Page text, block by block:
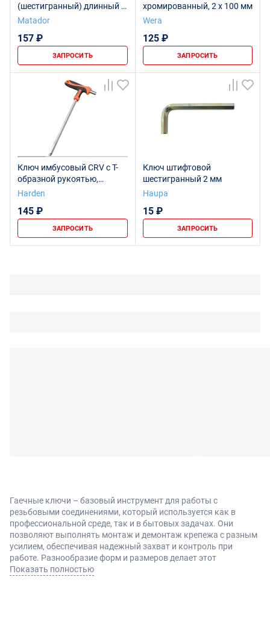
(шестигранный) длинный с
шаровой головкой 2 мм
Matador
157 ₽
ЗАПРОСИТЬ
хромированный, 2 x 100 мм
Wera
125 ₽
ЗАПРОСИТЬ
Ключ имбусовый CRV c Т-
образной рукоятью,
шарообразная головка,
Harden
145 ₽
ЗАПРОСИТЬ
Ключ штифтовой
шестигранный 2 мм
Haupa
15 ₽
ЗАПРОСИТЬ
Гаечные ключи – базовый инструмент для работы с
резьбовыми соединениями, который используется как в
профессиональной среде, так и в бытовых задачах. Они
позволяют выполнять монтаж и демонтаж крепежа с разным
усилием, обеспечивая надежный захват и контроль при
работе. Разнообразие форм и размеров делает этот
инструмент универсальным решением для большинства
Показать полностью